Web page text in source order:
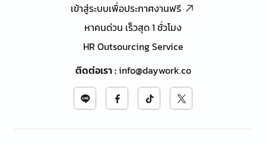
เข้าสู่ระบบเพื่อประกาศงานฟรี
หาคนด่วน เร็วสุด 1 ชั่วโมง
HR Outsourcing Service
ติดต่อเรา:info@daywork.co